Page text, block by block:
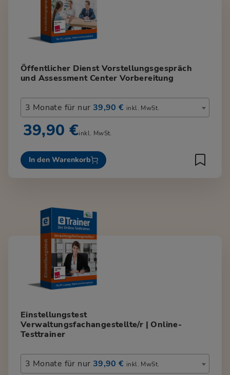
Öffentlicher Dienst Vorstellungsgespräch
und Assessment Center Vorbereitung
3 Monate für nur 39,90 € inkl. MwSt.
39,90 €inkl. MwSt.
In den Warenkorb
Einstellungstest
Verwaltungsfachangestellte/r | Online-
Testtrainer
3 Monate für nur 39,90 € inkl. MwSt.